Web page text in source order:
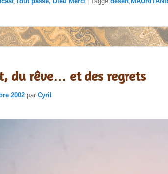
du rêve… et des regrets
2002 par Cyril